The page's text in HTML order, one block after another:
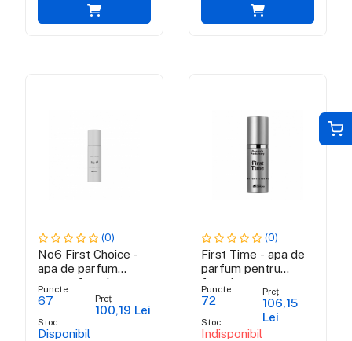
(0)
No6 First Choice -
apa de parfum
pentru femei
Puncte
67
Stoc
Disponibil
Preț
100,19 Lei
(0)
First Time - apa de
parfum pentru
femei
Puncte
72
Stoc
Indisponibil
Preț
106,15
Lei